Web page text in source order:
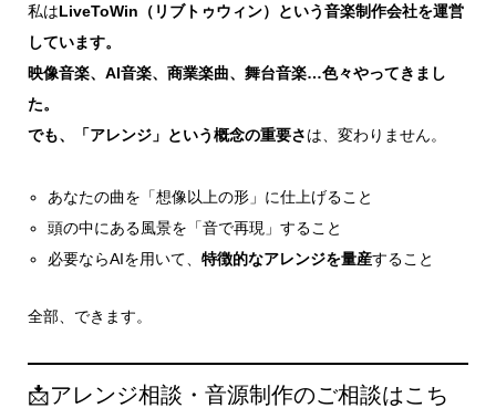
私はLiveToWin（リブトゥウィン）という音楽制作会社を運営
しています。
映像音楽、AI音楽、商業楽曲、舞台音楽…色々やってきまし
た。
でも、「アレンジ」という概念の重要さは、変わりません。
あなたの曲を「想像以上の形」に仕上げること
頭の中にある風景を「音で再現」すること
必要ならAIを用いて、特徴的なアレンジを量産すること
全部、できます。
📩アレンジ相談・音源制作のご相談はこち